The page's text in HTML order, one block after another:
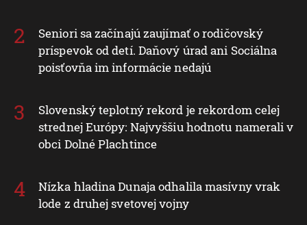
Seniori sa začínajú zaujímať o rodičovský
príspevok od detí. Daňový úrad ani Sociálna
poisťovňa im informácie nedajú
Slovenský teplotný rekord je rekordom celej
strednej Európy: Najvyššiu hodnotu namerali v
obci Dolné Plachtince
Nízka hladina Dunaja odhalila masívny vrak
lode z druhej svetovej vojny